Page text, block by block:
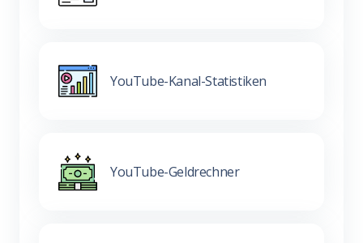
YouTube-Kanal-Statistiken
YouTube-Geldrechner